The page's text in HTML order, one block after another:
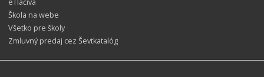
Škola na webe
Všetko pre školy
Zmluvný predaj cez Ševtkatalóg